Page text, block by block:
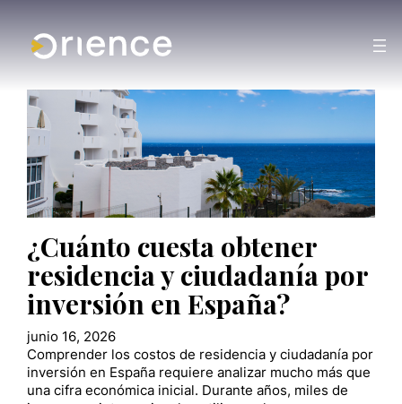
¿Cuánto cuesta obtener
residencia y ciudadanía por
inversión en España?
junio 16, 2026
Comprender los costos de residencia y ciudadanía por
inversión en España requiere analizar mucho más que
una cifra económica inicial. Durante años, miles de